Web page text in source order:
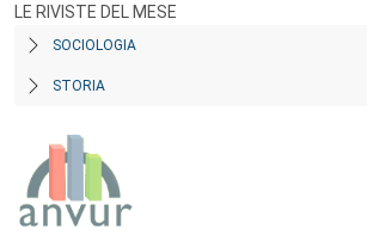
LE RIVISTE DEL MESE
SOCIOLOGIA
STORIA